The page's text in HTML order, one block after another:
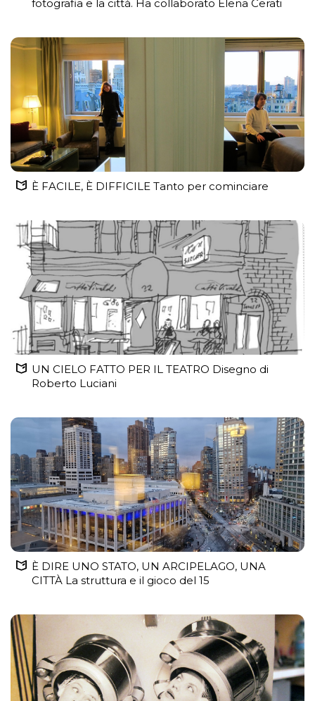
fotografia e la città. Ha collaborato Elena Cerati
È FACILE, È DIFFICILE Tanto per cominciare
UN CIELO FATTO PER IL TEATRO Disegno di
Roberto Luciani
È DIRE UNO STATO, UN ARCIPELAGO, UNA
CITTÀ La struttura e il gioco del 15